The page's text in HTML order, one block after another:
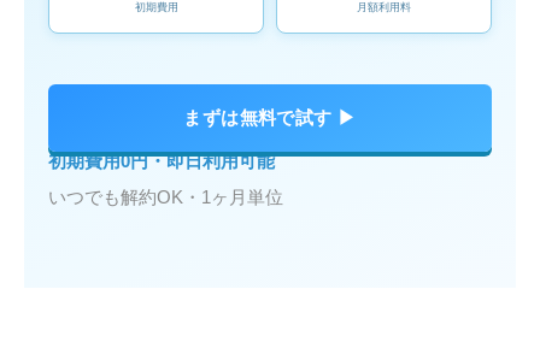
初期費用 月額利用料
まずは無料で試す
初期費用0円・即日利用可能
いつでも解約OK・1ヶ月単位